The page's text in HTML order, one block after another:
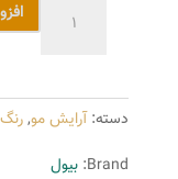
سری
Caramel
مدل
دسته:آرایش مو,
Brand: بیول